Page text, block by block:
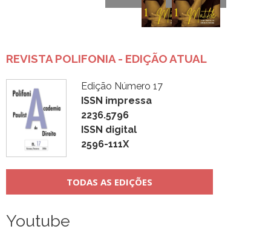
REVISTA POLIFONIA - EDIÇÃO ATUAL
Edição Número 17
ISSN impressa
2236.5796
ISSN digital
2596-111X
TODAS AS EDIÇÕES
Youtube